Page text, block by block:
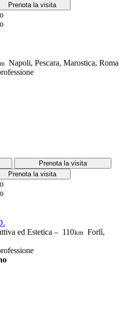
Prenota la visita
Napoli, Pescara, Marostica, Roma
Prenota la visita
Prenota la visita
ed Estetica – 110km Forlì,